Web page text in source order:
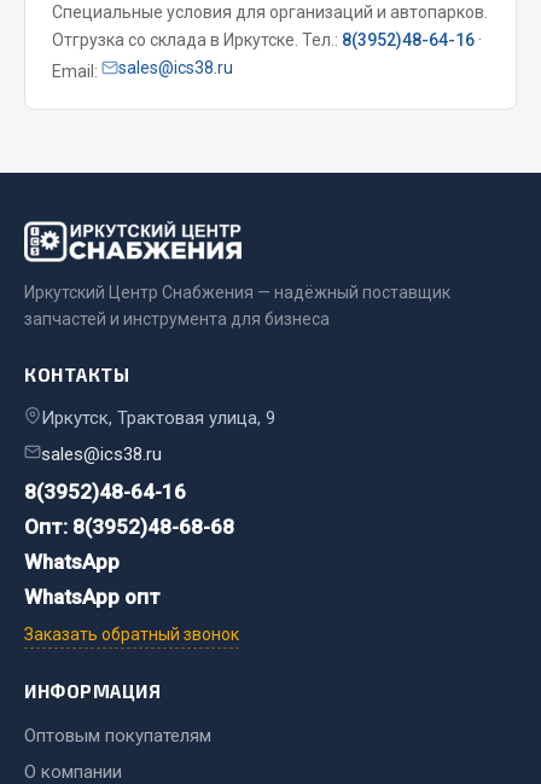
Крепежный инструмент
Режущий инструмент
Силовое оборудование
Слесарный инструмент
Весь раздел
Цепи подъёмные
РТИ
Кольца уплотнительные
Лента конвейерная
Манжеты
Паронит
Прокладки
Рукава высокого давления
Специальные условия для организаций и автопарков.
Отгрузка со склада в Иркутске. Тел.: 8(3952)48-64-16 ·
Email:
sales@ics38.ru
Иркутский Центр Снабжения — надёжный поставщик
запчастей и инструмента для бизнеса
КОНТАКТЫ
Иркутск, Трактовая улица, 9
sales@ics38.ru
8(3952)48-64-16
Опт: 8(3952)48-68-68
WhatsApp
WhatsApp опт
Заказать обратный звонок
ИНФОРМАЦИЯ
Оптовым покупателям
О компании